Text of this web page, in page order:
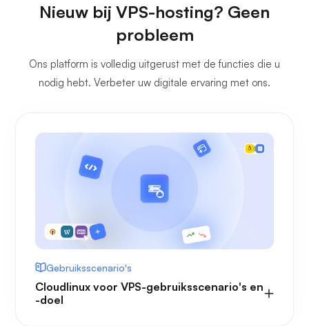
Nieuw bij VPS-hosting? Geen
probleem
Ons platform is volledig uitgerust met de functies die u
nodig hebt. Verbeter uw digitale ervaring met ons.
Gebruiksscenario's
Cloudlinux voor VPS-gebruiksscenario's en
-doel